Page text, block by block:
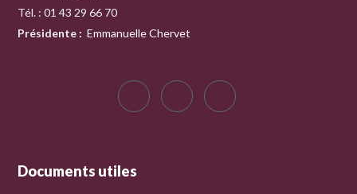
Tél. : 01 43 29 66 70
Présidente : Emmanuelle Chervet
Documents utiles